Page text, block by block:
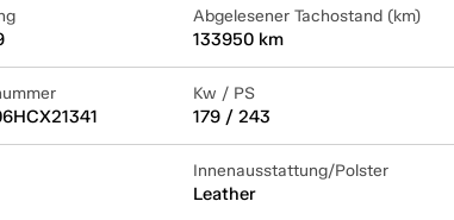
Abgelesener Tachostand (km)
133950 km
Kw / PS
179 / 243
Innenausstattung/Polster
Leather